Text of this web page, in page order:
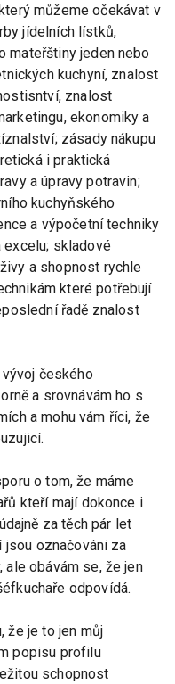
můžeme očekávat v
jídelních lístků,
mateřštiny jeden nebo
kuchyní, znalost
znalost
ekonomiky a
zásady nákupu
i praktická
a úpravy potravin;
kuchyňského
a výpočetní techniky
excelu; skladové
a shopnost rychle
které potřebují
řadě znalost
vývoj českého
a srovnávám ho s
a mohu vám říci, že
o tom, že máme
kteří mají dokonce i
za těch pár let
jsou označováni za
obávám se, že jen
odpovídá.
že je to jen můj
popisu profilu
schopnost